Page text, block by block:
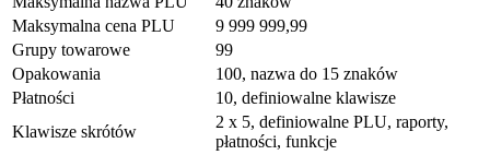
Maksymalna cena PLU
9 999 999,99
Grupy towarowe
99
Opakowania
100, nazwa do 15 znaków
Płatności
10, definiowalne klawisze
Klawisze skrótów
2 x 5, definiowalne PLU, raporty,
płatności, funkcje